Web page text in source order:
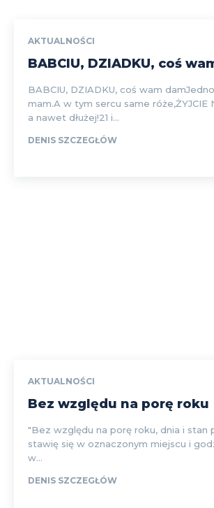
AKTUALNOŚCI
BABCIU, DZIADKU, coś
BABCIU, DZIADKU, coś wam
mam.A w tym sercu same róże,ŻYJCIE
a nawet dłużej!21 i...
DENIS SZCZEGŁÓW
AKTUALNOŚCI
Bez względu na porę roku
"Bez względu na porę roku, dnia i stan
stawię się w oznaczonym miejscu i
w...
DENIS SZCZEGŁÓW